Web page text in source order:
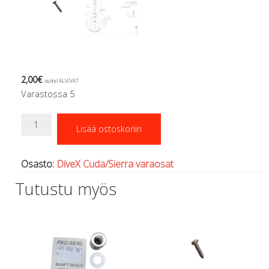
Regulaattorin letkut
Luolakamat
Mittarit ja tietokoneet
Kemikaalit - liimat, rasvat yms.
Puukot, leikkurit ja sakset
Pukujen tarvikkeet, hanskat ym.
2,00€ sis/incl ALV/VAT
Varastossa 5
No.6x0.75"-
FHSMS
Lisää ostoskoriin
Osasto: DiveX Cuda/Sierra varaosat
Tutustu myös